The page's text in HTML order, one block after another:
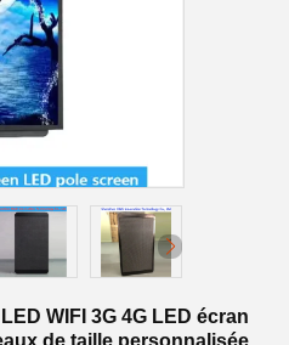
WIFI 3G 4G LED écran
de taille personnalisée